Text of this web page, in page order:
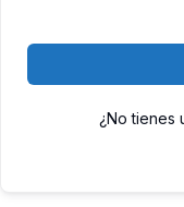
¿No tienes